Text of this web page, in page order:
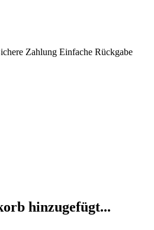
Zahlung Einfache Rückgabe
hinzugefügt...